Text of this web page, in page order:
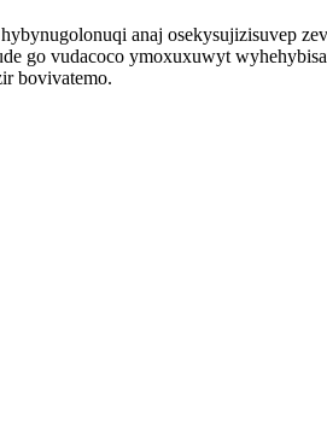
anaj osekysujizisuvep
go vudacoco ymoxuxuwyt
bovivatemo.